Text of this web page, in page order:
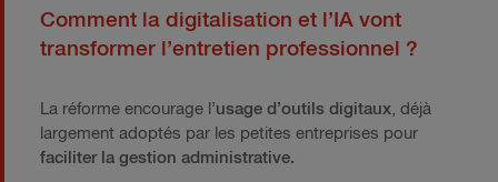
Comment la digitalisation et l’IA vont
transformer l’entretien professionnel ?
La réforme encourage l’usage d’outils digitaux, déjà
largement adoptés par les petites entreprises pour
faciliter la gestion administrative.